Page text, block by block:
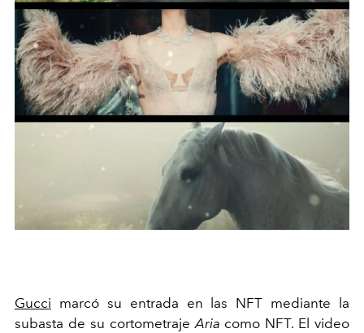
Gucci marcó su entrada en las NFT mediante la
subasta de su cortometraje Aria como NFT. El video